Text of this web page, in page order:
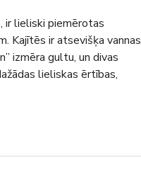
ir lieliski piemērotas
Kajītēs ir atsevišķa vannas
izmēra gultu, un divas
lieliskas ērtības,